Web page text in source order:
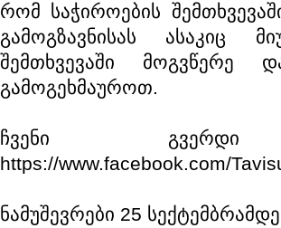
რომ საჭიროების
გამოგზავნისას ასაკიც
შემთხვევაში მოგვწერე
გამოგეხმაუროთ.
ჩვენი
https://www.facebook.com/
ნამუშევრები 25